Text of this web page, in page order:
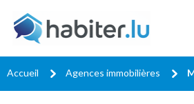
Accueil Agences immobilières